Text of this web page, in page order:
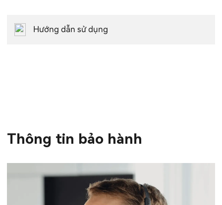
Hướng dẫn sử dụng
Thông tin bảo hành